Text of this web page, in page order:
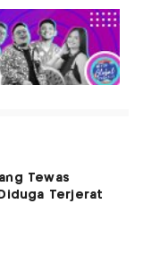
Tewas
Terjerat